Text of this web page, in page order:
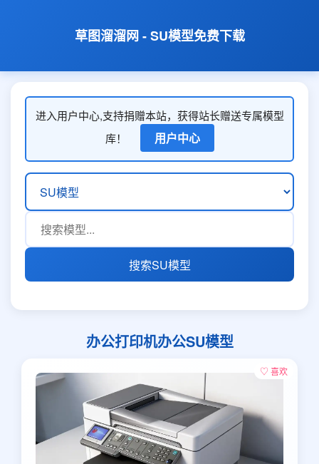
草图溜溜网 - SU模型免费下载
进入用户中心,支持捐赠本站，获得站长赠送专属模型
库！
用户中心
搜索SU模型
办公打印机办公SU模型
♡ 喜欢